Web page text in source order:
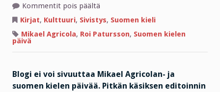
Kommentit pois päältä
daÿda
Kirjat, Kulttuuri, Sivistys, Suomen kieli
Mikael Agricola, Roi Patursson, Suomen kielen
päivä
Blogi ei voi sivuuttaa Mikael Agricolan- ja
suomen kielen päivää. Pitkän käsiksen editoinnin